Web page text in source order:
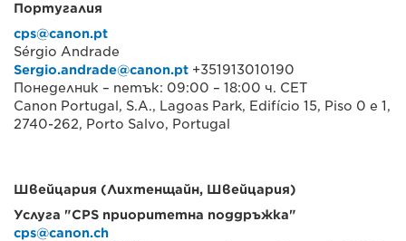
Португалия
cps@canon.pt
Sérgio Andrade
Sergio.andrade@canon.pt +351913010190
Понеделник – петък: 09:00 – 18:00 ч. CET
Canon Portugal, S.A., Lagoas Park, Edifício 15, Piso 0 e 1,
2740-262, Porto Salvo, Portugal
Швейцария (Лихтенщайн, Швейцария)
Услуга "CPS приоритетна поддръжка"
cps@canon.ch